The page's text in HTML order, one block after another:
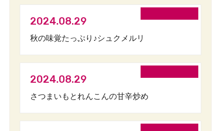
2024.08.29
秋の味覚たっぷり♪シュクメルリ
2024.08.29
さつまいもとれんこんの甘辛炒め